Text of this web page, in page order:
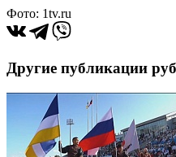
Фото: 1tv.ru
Другие публикации